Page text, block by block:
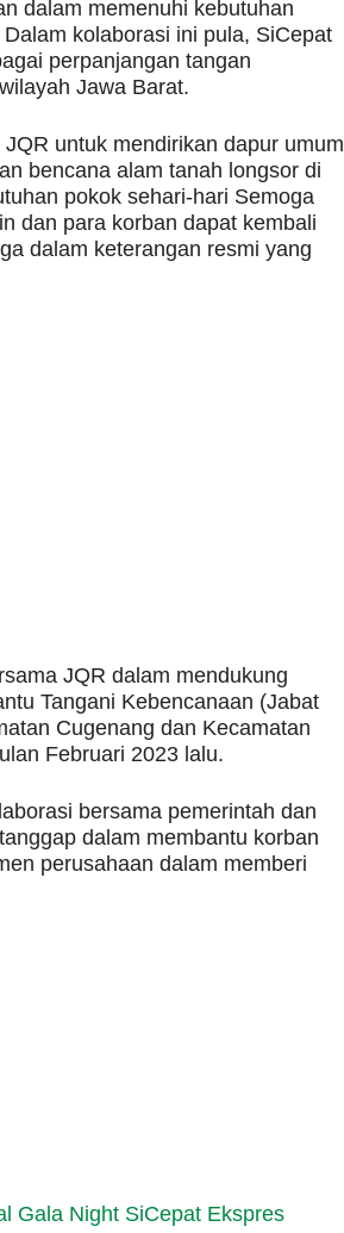
dalam memenuhi kebutuhan
kolaborasi ini pula, SiCepat
perpanjangan tangan
Jawa Barat.
untuk mendirikan dapur umum
bencana alam tanah longsor di
pokok sehari-hari Semoga
dan para korban dapat kembali
dalam keterangan resmi yang
JQR dalam mendukung
Tangani Kebencanaan (Jabat
Cugenang dan Kecamatan
Februari 2023 lalu.
bersama pemerintah dan
dalam membantu korban
perusahaan dalam memberi
Gala Night SiCepat Ekspres